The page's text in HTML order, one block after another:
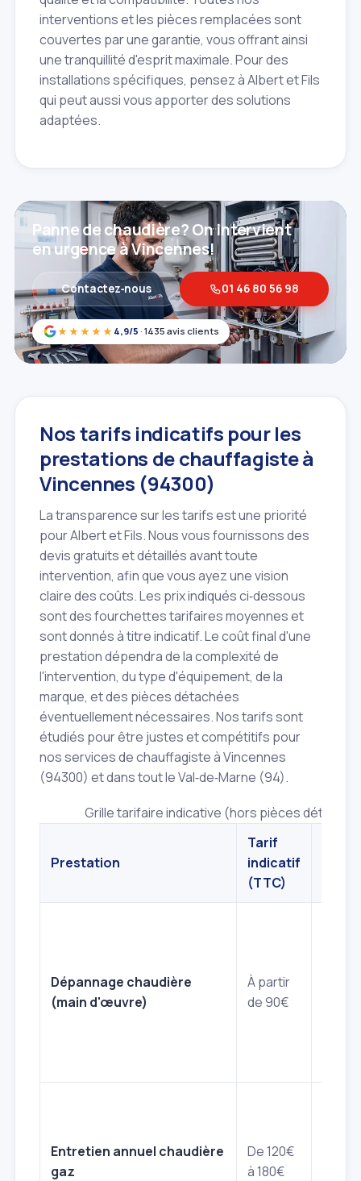
interventions et les pièces remplacées sont
couvertes par une garantie, vous offrant ainsi
une tranquillité d'esprit maximale. Pour des
installations spécifiques, pensez à Albert et Fils
qui peut aussi vous apporter des solutions
adaptées.
★★★★★ 4,9/5 · 1435 avis clients
Panne de chaudière? On intervient
en urgence à Vincennes!
Contactez‑nous 01 46 80 56 98
Nos tarifs indicatifs pour les
prestations de chauffagiste à
Vincennes (94300)
La transparence sur les tarifs est une priorité
pour Albert et Fils. Nous vous fournissons des
devis gratuits et détaillés avant toute
intervention, afin que vous ayez une vision
claire des coûts. Les prix indiqués ci‑dessous
sont des fourchettes tarifaires moyennes et
sont donnés à titre indicatif. Le coût final d'une
prestation dépendra de la complexité de
l'intervention, du type d'équipement, de la
marque, et des pièces détachées
éventuellement nécessaires. Nos tarifs sont
étudiés pour être justes et compétitifs pour
nos services de chauffagiste à Vincennes
(94300) et dans tout le Val‑de‑Marne (94).
Grille tarifaire indicative (hors pièces
Prestation
Tarif
indicatif
(TTC)
Dépannage chaudière
(main d'œuvre)
À partir
de 90€
Entretien annuel chaudière
gaz
De 120€
à 180€